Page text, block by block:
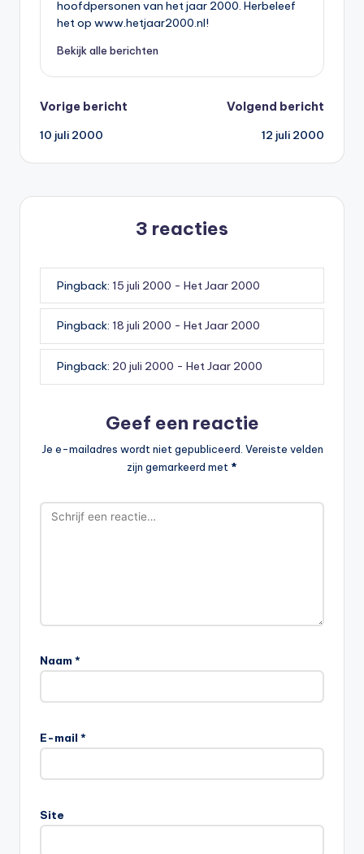
hoofdpersonen van het jaar 2000. Herbeleef
het op www.hetjaar2000.nl!
Bekijk alle berichten
Bericht
navigatie
Vorige bericht
10 juli 2000
Volgend bericht
12 juli 2000
3 reacties
Pingback: 15 juli 2000 - Het Jaar 2000
Pingback: 18 juli 2000 - Het Jaar 2000
Pingback: 20 juli 2000 - Het Jaar 2000
Geef een reactie
Je e-mailadres wordt niet gepubliceerd. Vereiste velden
zijn gemarkeerd met *
Naam *
E-mail *
Site